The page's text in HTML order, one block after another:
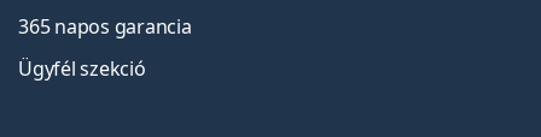
365 napos garancia
Ügyfél szekció